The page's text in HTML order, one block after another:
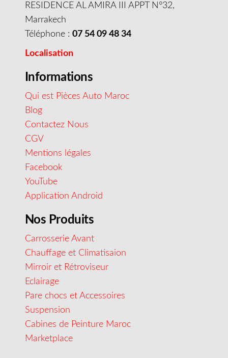
RESIDENCE AL AMIRA III APPT N°32,
Marrakech
Téléphone : 07 54 09 48 34
Localisation
Informations
Qui est Pièces Auto Maroc
Blog
Contactez Nous
CGV
Mentions légales
Facebook
YouTube
Application Android
Nos Produits
Carrosserie Avant
Chauffage et Climatisaion
Mirroir et Rétroviseur
Eclairage
Pare chocs et Accessoires
Suspension
Cabines de Peinture Maroc
Marketplace